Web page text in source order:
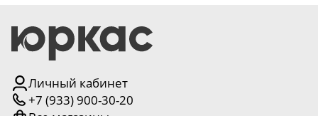
Личный кабинет
+7 (933) 900-30-20